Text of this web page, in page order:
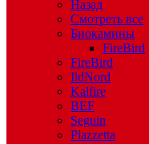
Назад
Смотреть все
Биокамины
FireBird
FireBird
IldNord
Kalfire
BEF
Seguin
Piazzetta